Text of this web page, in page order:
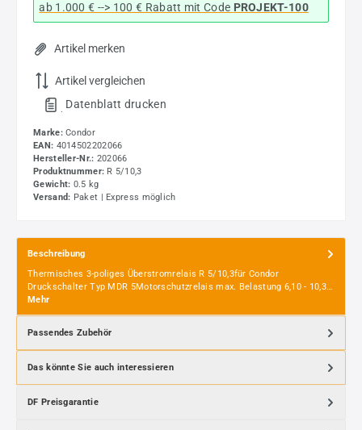
ab 1.000 € --> 100 € Rabatt mit Code PROJEKT-100
Artikel merken
Artikel vergleichen
. Datenblatt drucken
Marke:Condor
EAN: 4014502202066
Hersteller-Nr.: 202066
Produktnummer: R 5/10,3
Gewicht: 0.5 kg
Versand: Paket | Express möglich
Beschreibung
Thermisches 3-poliges Überstromrelais R 5/10,3für Condor
Druckschalter Typ MDR 5Motorschutzrelais max. Belastung 6,10 - 10,3…
Mehr
Passendes Zubehör
Das könnte Sie auch interessieren
DF Preisgarantie